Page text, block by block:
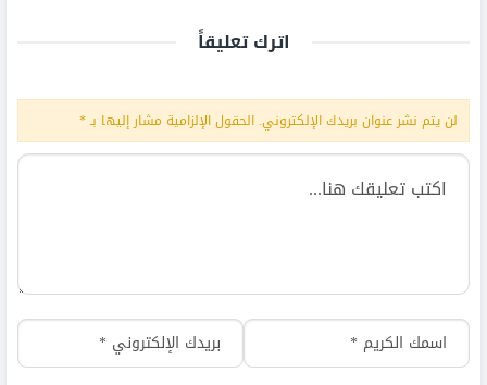
اترك تعليقاً
لن يتم نشر عنوان بريدك الإلكتروني. الحقول الإلزامية مشار إليها بـ*